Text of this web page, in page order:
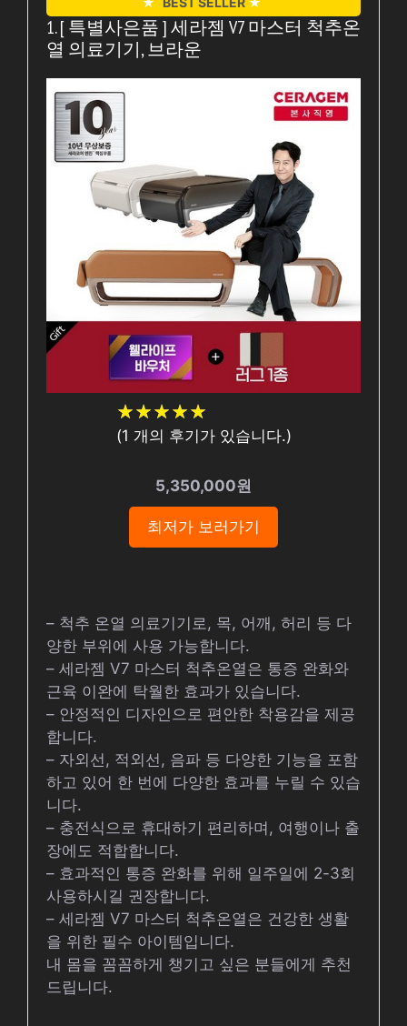
1. [ 특별사은품 ] 세라젬 V7 마스터 척추온
열 의료기기, 브라운
★★★★★
★★★★★
(1 개의 후기가 있습니다.)
5,350,000원
최저가 보러가기
– 척추 온열 의료기기로, 목, 어깨, 허리 등 다
양한 부위에 사용 가능합니다.
– 세라젬 V7 마스터 척추온열은 통증 완화와
근육 이완에 탁월한 효과가 있습니다.
– 안정적인 디자인으로 편안한 착용감을 제공
합니다.
– 자외선, 적외선, 음파 등 다양한 기능을 포함
하고 있어 한 번에 다양한 효과를 누릴 수 있습
니다.
– 충전식으로 휴대하기 편리하며, 여행이나 출
장에도 적합합니다.
– 효과적인 통증 완화를 위해 일주일에 2-3회
사용하시길 권장합니다.
– 세라젬 V7 마스터 척추온열은 건강한 생활
을 위한 필수 아이템입니다.
내 몸을 꼼꼼하게 챙기고 싶은 분들에게 추천
드립니다.